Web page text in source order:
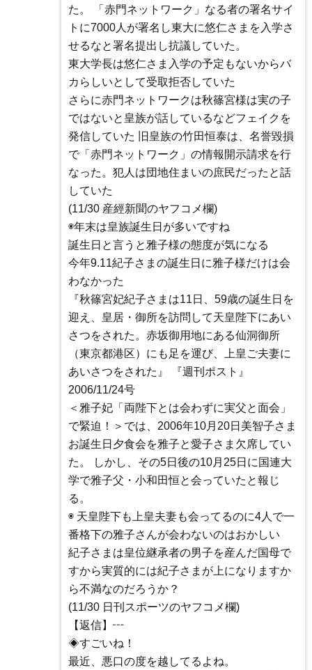
た。 「赤門ネットワーク」なる者の署名サイ
トに7000人が署名し東大に悠仁さまを入学さ
せるなと署名提出し抗議していた。
東大学長は悠仁さま入学の予定もないからバ
カらしいとして受取拒否していた
さらに赤門ネットワークは秋篠宮様は実の子
ではないと皇族が話しているなどフェイクを
発信していた 旧皇族の竹田恒泰は、名誉毀損
で「赤門ネットワーク」の情報開示請求を行
なった。犯人は団地住まいの庶民だったと話
していた
(11/30 産經新聞のヤフコメ欄)
◉年末は皇族誕生日が多いですね
誕生日と言うと雅子様の態度が気になる
今年9.11紀子さまの誕生日に雅子様だけは会
わなかった
『秋篠宮妃紀子さまは11日、59歳の誕生日を
迎え、皇居・御所を訪問して天皇陛下にあい
さつをされた。赤坂御用地にある仙洞御所
（東京都港区）にも足を運び、上皇ご夫妻に
あいさつをされた』 『週刊ポスト』
2006/11/24号
＜雅子妃「両陛下とは会わずに実父と面会」
で緊迫！＞では、2006年10月20日美智子さま
お誕生日夕食会を雅子と愛子さま欠席してい
た。 しかし、その5日後の10月25日に国連大
学で雅子父・小和田恒と会っていたと報じ
る。
◉ 天皇陛下も上皇夫妻も会ってるのに4人で一
番格下の雅子さんが会わないのはおかしい
紀子さまは皇位継承者の男子を産んだ国母で
すから実質的には紀子さまが上になりますか
ら不満なのだろうか？
(11/30 日刊スポーツのヤフコメ欄)
【返信】┅
◈すごいね！
最近、悪口の度を越してるよね。